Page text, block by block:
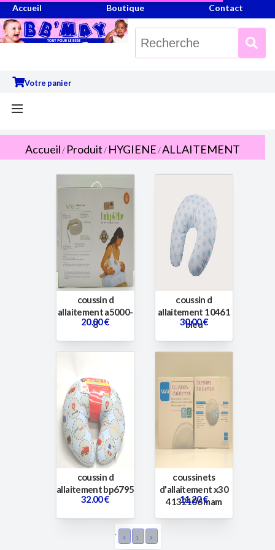
Accueil Boutique Contact
Votre panier
Accueil/ Produit/ HYGIENE/ALLAITEMENT
coussin d
allaitement a5000-
8
20.00 €
coussin d
allaitement 10461
bleu
30.00 €
coussin d
allaitement bp6795
32.00 €
coussinets
d'allaitement x30
4132106 mam
11.20 €
` 1